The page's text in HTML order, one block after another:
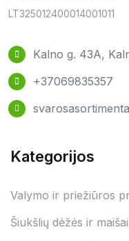
LT325012400014001011
Kalno g. 43A,
+37069835357
Kategorijos
Valymo ir priežiūros
Šiukšlių dėžės ir maišai